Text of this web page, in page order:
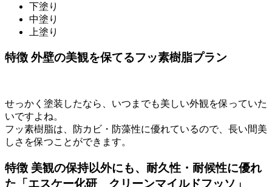
下塗り
中塗り
上塗り
特徴 外壁の美観を保てるフッ素樹脂プラン
せっかく塗装したなら、いつまでも美しい外観を保っていた
いですよね。
フッ素樹脂は、防カビ・防藻性に優れているので、長い間美
しさを保つことができます。
特徴 美観の保持以外にも、耐久性・耐候性に優れ
た「エスケー化研 クリーンマイルドフッソ」